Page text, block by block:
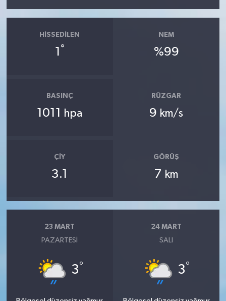
HISSEDILEN
1 °
NEM
%99
BASINÇ
1011 hpa
RÜZGAR
9 km/s
ÇIY
3.1
GÖRÜŞ
7 km
23 MART
PAZARTESI
3°
24 MART
SALI
3°